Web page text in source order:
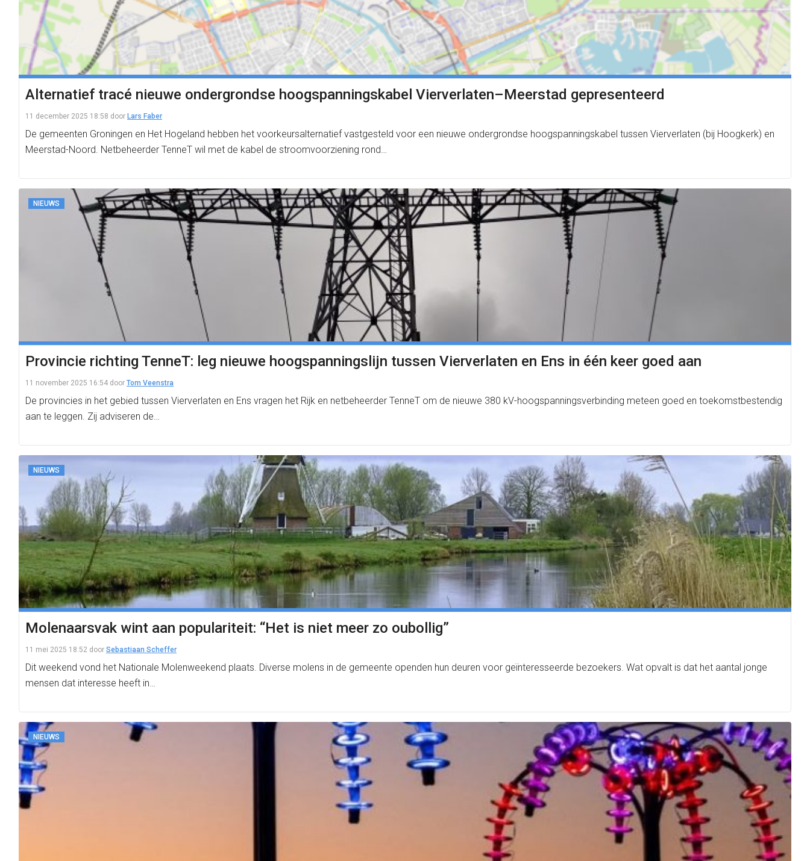
Alternatief tracé nieuwe ondergrondse hoogspanningskabel Vierverlaten–Meerstad gepresenteerd
11 december 2025 18:58 door Lars Faber
De gemeenten Groningen en Het Hogeland hebben het voorkeursalternatief vastgesteld voor een nieuwe ondergrondse hoogspanningskabel tussen Vierverlaten (bij Hoogkerk) en
Meerstad-Noord. Netbeheerder TenneT wil met de kabel de stroomvoorziening rond…
NIEUWS
Provincie richting TenneT: leg nieuwe hoogspanningslijn tussen Vierverlaten en Ens in één keer goed aan
11 november 2025 16:54 door Tom Veenstra
De provincies in het gebied tussen Vierverlaten en Ens vragen het Rijk en netbeheerder TenneT om de nieuwe 380 kV-hoogspanningsverbinding meteen goed en toekomstbestendig
aan te leggen. Zij adviseren de…
NIEUWS
Molenaarsvak wint aan populariteit: “Het is niet meer zo oubollig”
11 mei 2025 18:52 door Sebastiaan Scheffer
Dit weekend vond het Nationale Molenweekend plaats. Diverse molens in de gemeente openden hun deuren voor geïnteresseerde bezoekers. Wat opvalt is dat het aantal jonge
mensen dat interesse heeft in…
NIEUWS